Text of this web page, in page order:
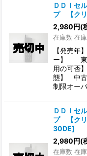
ＤＤＩセ
プ 【クリ
2,980円(
在庫数 在
【発売
ー】 東
用の可否
態】 中古
制限オーバ
ＤＤＩセ
プ 【クリ
30DE]
2,980円(
在庫数 在